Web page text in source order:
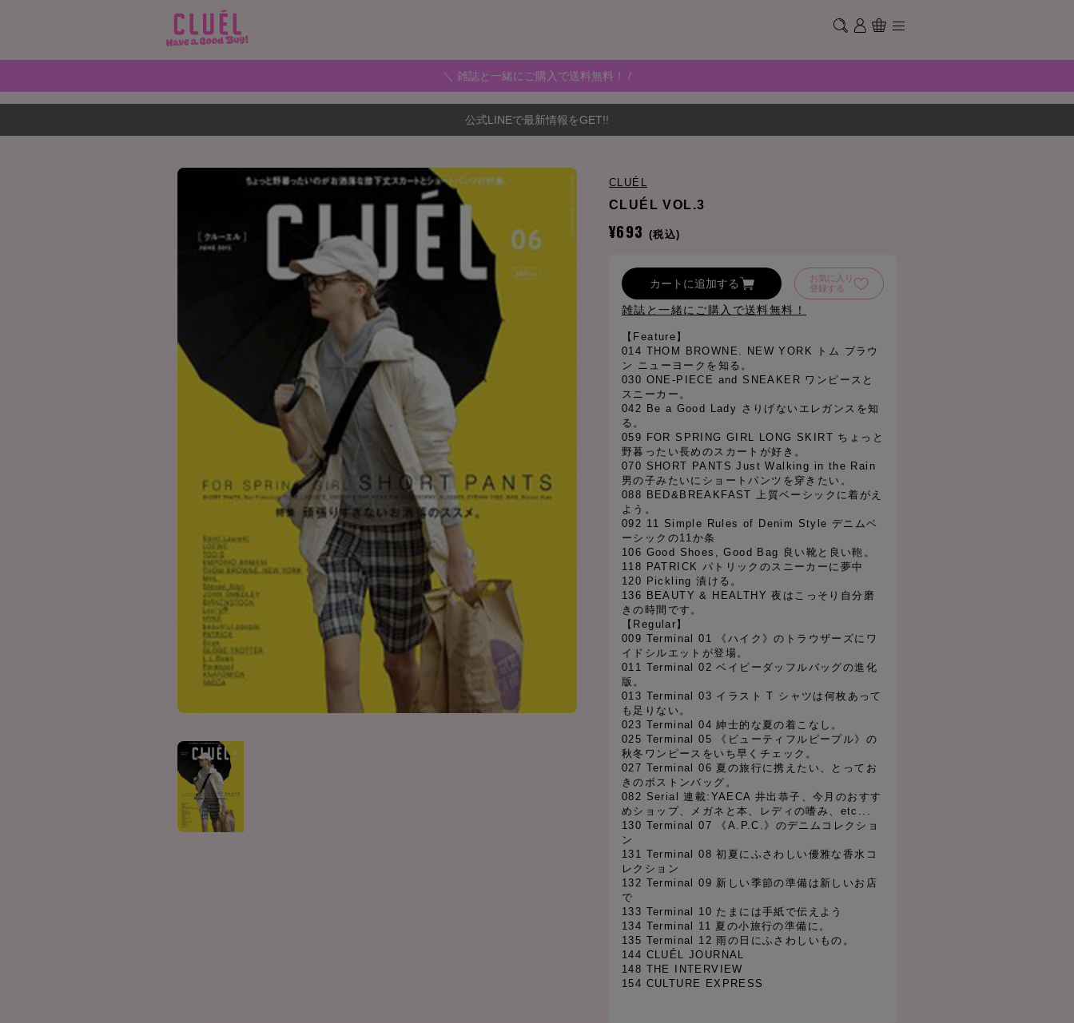
＼ 雑誌と一緒にご購入で送料無料！ /
公式LINEで最新情報をGET!!
CLUÉL
CLUÉL VOL.3
¥693 (税込)
カートに追加する
お気に入り
登録する
雑誌と一緒にご購入で送料無料！
【Feature】
014 THOM BROWNE. NEW YORK トム ブラウ
ン ニューヨークを知る。
030 ONE-PIECE and SNEAKER ワンピースと
スニーカー。
042 Be a Good Lady さりげないエレガンスを知
る。
059 FOR SPRING GIRL LONG SKIRT ちょっと
野暮ったい長めのスカートが好き。
070 SHORT PANTS Just Walking in the Rain
男の子みたいにショートパンツを穿きたい。
088 BED&BREAKFAST 上質ベーシックに着がえ
よう。
092 11 Simple Rules of Denim Style デニムベ
ーシックの11か条
106 Good Shoes, Good Bag 良い靴と良い鞄。
118 PATRICK パトリックのスニーカーに夢中
120 Pickling 漬ける。
136 BEAUTY & HEALTHY 夜はこっそり自分磨
きの時間です。
【Regular】
009 Terminal 01 《ハイク》のトラウザーズにワ
イドシルエットが登場。
011 Terminal 02 ベイビーダッフルバッグの進化
版。
013 Terminal 03 イラスト T シャツは何枚あって
も足りない。
023 Terminal 04 紳士的な夏の着こなし。
025 Terminal 05 《ビューティフルピープル》の
秋冬ワンピースをいち早くチェック。
027 Terminal 06 夏の旅行に携えたい、とってお
きのボストンバッグ。
082 Serial 連載:YAECA 井出恭子、今月のおすす
めショップ、メガネと本、レディの嗜み、etc...
130 Terminal 07 《A.P.C.》のデニムコレクショ
ン
131 Terminal 08 初夏にふさわしい優雅な香水コ
レクション
132 Terminal 09 新しい季節の準備は新しいお店
で
133 Terminal 10 たまには手紙で伝えよう
134 Terminal 11 夏の小旅行の準備に。
135 Terminal 12 雨の日にふさわしいもの。
144 CLUÉL JOURNAL
148 THE INTERVIEW
154 CULTURE EXPRESS